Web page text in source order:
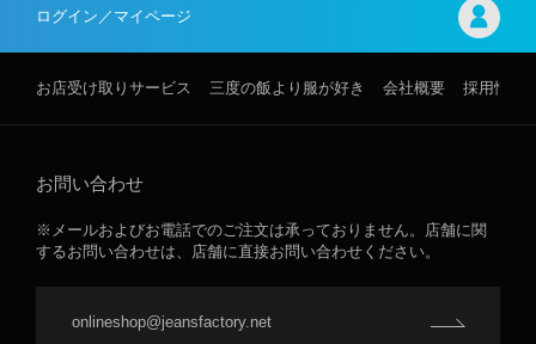
ログイン／マイページ
お店受け取りサービス 三度の飯より服が好き 会社概要 採用情報
お問い合わせ
※メールおよびお電話でのご注文は承っておりません。店舗に関
するお問い合わせは、店舗に直接お問い合わせください。
onlineshop@jeansfactory.net